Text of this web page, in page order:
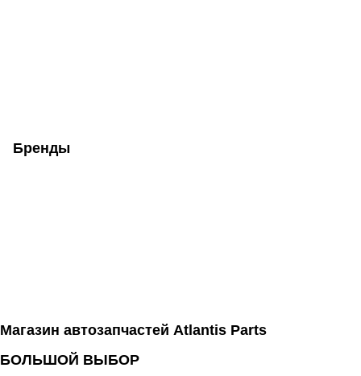
Бренды
Магазин автозапчастей Atlantis Parts
БОЛЬШОЙ ВЫБОР